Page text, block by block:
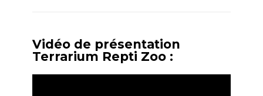
Vidéo de présentation
Terrarium Repti Zoo :